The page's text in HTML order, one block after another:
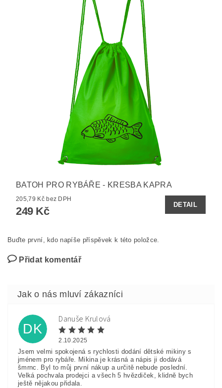
BATOH PRO RYBÁŘE - KRESBA KAPRA
205,79 Kč bez DPH
249 Kč
DETAIL
Buďte první, kdo napíše příspěvek k této položce.
Přidat komentář
DK
Danuše Krulová
2.10.2025
Jsem velmi spokojená s rychlosti dodání dětské mikiny s
jménem pro rybáře. Mikina je krásná a nápis ji dodává
šmrnc. Byl to můj první nákup a určitě nebude poslední.
Velká pochvala prodejci a všech 5 hvězdiček, klidně bych
ještě nějakou přidala.